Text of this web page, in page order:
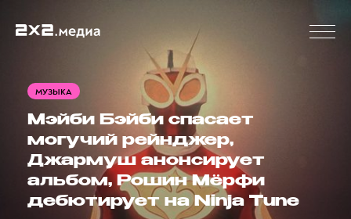
МУЗЫКА
Мэйби Бэйби спасает
могучий рейнджер,
Джармуш анонсирует
альбом, Рошин Мёрфи
дебютирует на Ninja Tune